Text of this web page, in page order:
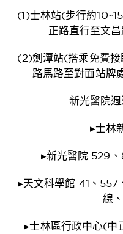
(1)士林站(步行約
正路直行至文
(2)劍潭站(搭乘免費
路馬路至對面站牌
新光醫院週
▸士林
▸新光醫院 529、
▸天文科學館 41、557
線
▸士林區行政中心(